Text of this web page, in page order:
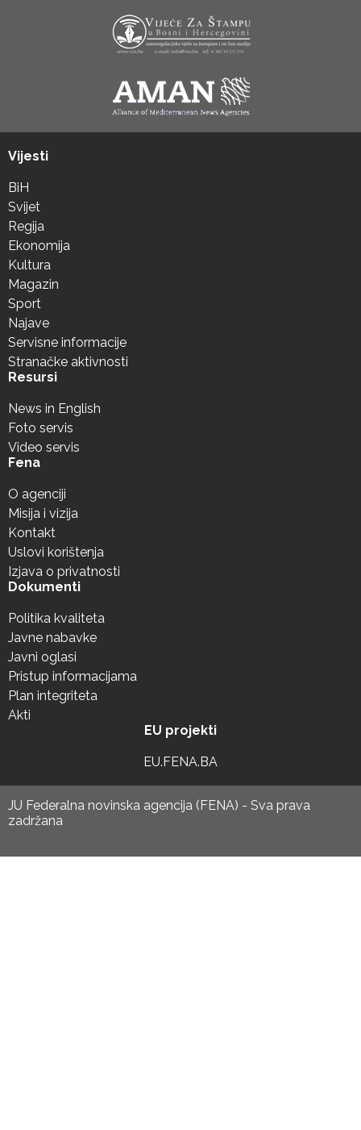
Vijesti
BiH
Svijet
Regija
Ekonomija
Kultura
Magazin
Sport
Najave
Servisne informacije
Stranačke aktivnosti
Resursi
News in English
Foto servis
Video servis
Fena
O agenciji
Misija i vizija
Kontakt
Uslovi korištenja
Izjava o privatnosti
Dokumenti
Politika kvaliteta
Javne nabavke
Javni oglasi
Pristup informacijama
Plan integriteta
Akti
EU projekti
EU.FENA.BA
JU Federalna novinska agencija (FENA) - Sva prava
zadržana